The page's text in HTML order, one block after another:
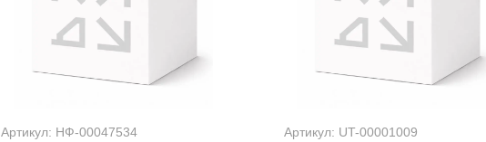
Артикул: НФ-00047534 Артикул: UT-00001009